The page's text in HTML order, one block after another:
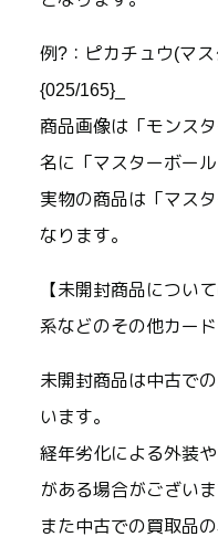
例?：ピカチュウ(マス
{025/165}_
商品画像は「モンス
名に「マスターボー
実物の商品は「マス
なります。
【未開封商品につい
系などのその他カード
未開封商品は中古で
います。
経年劣化による外装
がある場合がございま
また中古での買取品